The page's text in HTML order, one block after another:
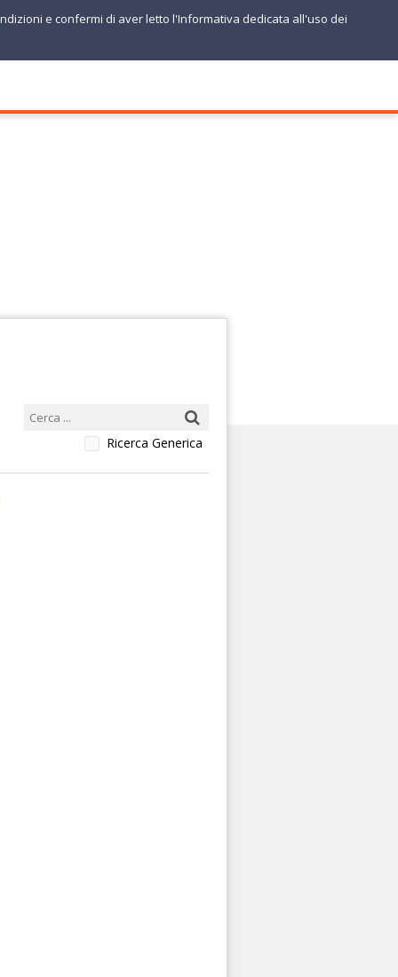
Ricerca Generica
e confermi di aver letto l'Informativa dedicata all'uso dei